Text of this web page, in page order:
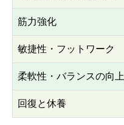
筋力強化
敏捷性・フットワーク
柔軟性・バランスの向上
回復と休養